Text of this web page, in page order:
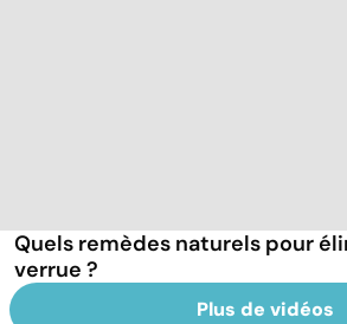
Quels remèdes naturels pour
verrue ?
Plus de vidéos